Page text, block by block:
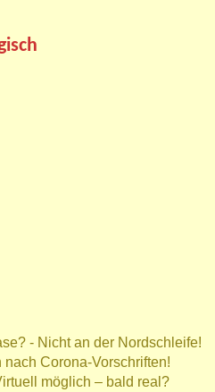
- Nicht an der Nordschleife!
Corona-Vorschriften!
möglich – bald real?